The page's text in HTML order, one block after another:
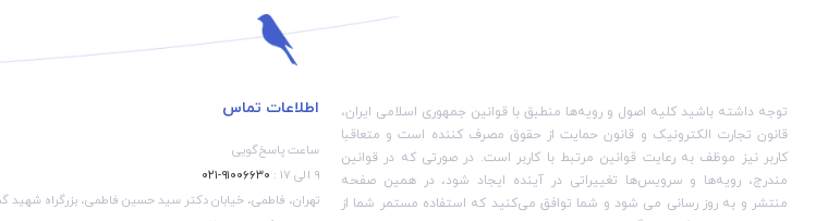
توجه داشته باشید کلیه اصول و رویه‏‌ها منطبق با قوانین جمهوری اسلامی ایران،
قانون تجارت الکترونیک و قانون حمایت از حقوق مصرف کننده است و متعاقبا
کاربر نیز موظف به رعایت قوانین مرتبط با کاربر است. در صورتی که در قوانین
مندرج، رویه‏‌ها و سرویس‏‌ها تغییراتی در آینده ایجاد شود، در همین صفحه
منتشر و به روز رسانی می شود و شما توافق می‏‌کنید که استفاده مستمر شما از
اطلاعات تماس
ساعت پاسخ‌گویی
۹ الی ۱۷ :
۹۱۰۰۶۶۳۰-۰۲۱